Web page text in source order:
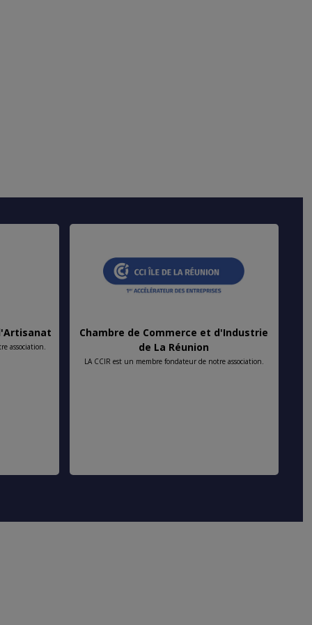
association.
Chambre de Commerce et d'Industrie
de La Réunion
LA CCIR est un membre fondateur de notre association.